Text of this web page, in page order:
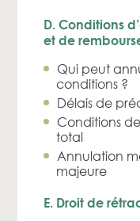
D. Conditions
et de
Qui peut
conditions ?
Délais de
Conditions
total
Annulation
majeure
E. Droit de